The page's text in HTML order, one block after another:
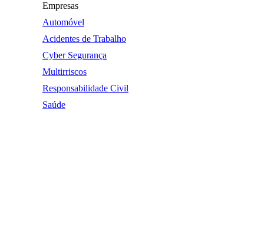
Empresas
Automóvel
Acidentes de Trabalho
Cyber Segurança
Multirriscos
Responsabilidade Civil
Saúde